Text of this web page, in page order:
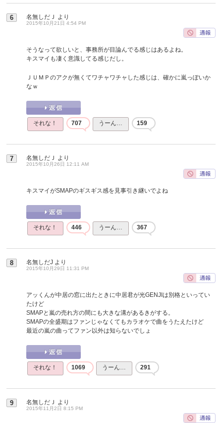
6 名無しだＪ より
2015年10月21日 4:54 PM
そうなって欲しいと、事務所が目論んでる感じはあるよね。
キスマイも凄く意識してる感じだし。
ＪＵＭＰのアクが無くてワチャワチャした感じは、確かに嵐っぽいか
なｗ
それな！ 707 うーん… 159
7 名無しだＪ より
2015年10月26日 12:11 AM
キスマイがSMAPのギスギス感を見事引き継いでよね
それな！ 446 うーん… 367
8 名無しだJ より
2015年10月29日 11:31 PM
アッくんが中居の窓に出たときに中居君が光GENJIは別格といってい
たけど
SMAPと嵐の売れ方の間にも大きな溝があるきがする。
SMAPの全盛期はファンじゃなくてもカラオケで曲をうたえたけど
最近の嵐の曲ってファン以外は知らないでしょ
それな！ 1069 うーん… 291
9 名無しだＪ より
2015年11月2日 8:15 PM